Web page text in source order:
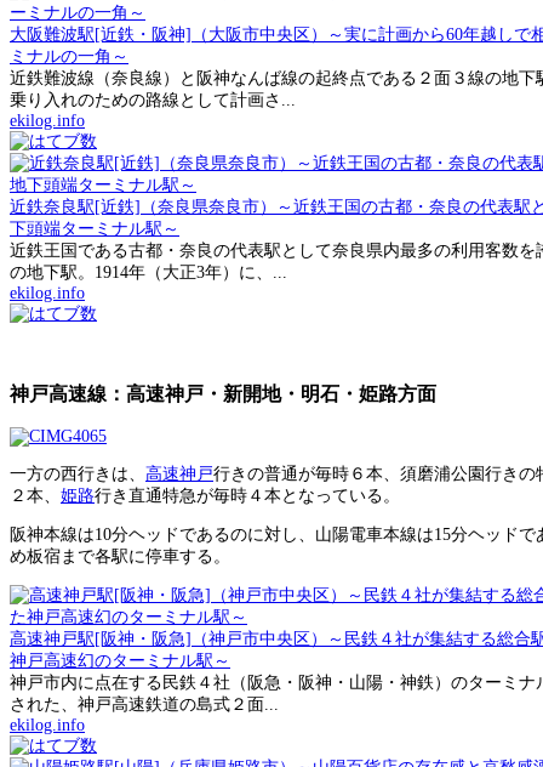
大阪難波駅[近鉄・阪神]（大阪市中央区）～実に計画から60年越しで
ミナルの一角～
近鉄難波線（奈良線）と阪神なんば線の起終点である２面３線の地
乗り入れのための路線として計画さ...
ekilog.info
近鉄奈良駅[近鉄]（奈良県奈良市）～近鉄王国の古都・奈良の代表駅
下頭端ターミナル駅～
近鉄王国である古都・奈良の代表駅として奈良県内最多の利用客数
の地下駅。1914年（大正3年）に、...
ekilog.info
神戸高速線：高速神戸・新開地・明石・姫路方面
一方の西行きは、 高速神戸行きの普通が毎時６本、須磨浦公園行き
２本、 姫路行き直通特急が毎時４本となっている。
阪神本線は10分ヘッドであるのに対し、山陽電車本線は15分ヘッド
め板宿まで各駅に停車する。
高速神戸駅[阪神・阪急]（神戸市中央区）～民鉄４社が集結する総合
神戸高速幻のターミナル駅～
神戸市内に点在する民鉄４社（阪急・阪神・山陽・神鉄）のターミ
された、神戸高速鉄道の島式２面...
ekilog.info